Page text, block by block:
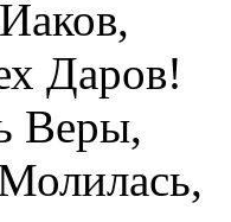
Даров!
Веры,